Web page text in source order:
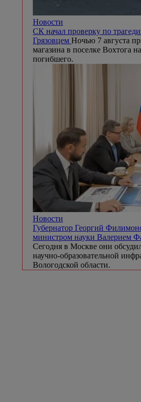
Новости
СК начал проверку по
Грязовцем Ночью 7 августа
магазина в поселке Вохтога
погибшего.
Новости
Губернатор Георгий
министром науки Валерием
Сегодня в Москве они
научно-образовательной
Вологодской области.